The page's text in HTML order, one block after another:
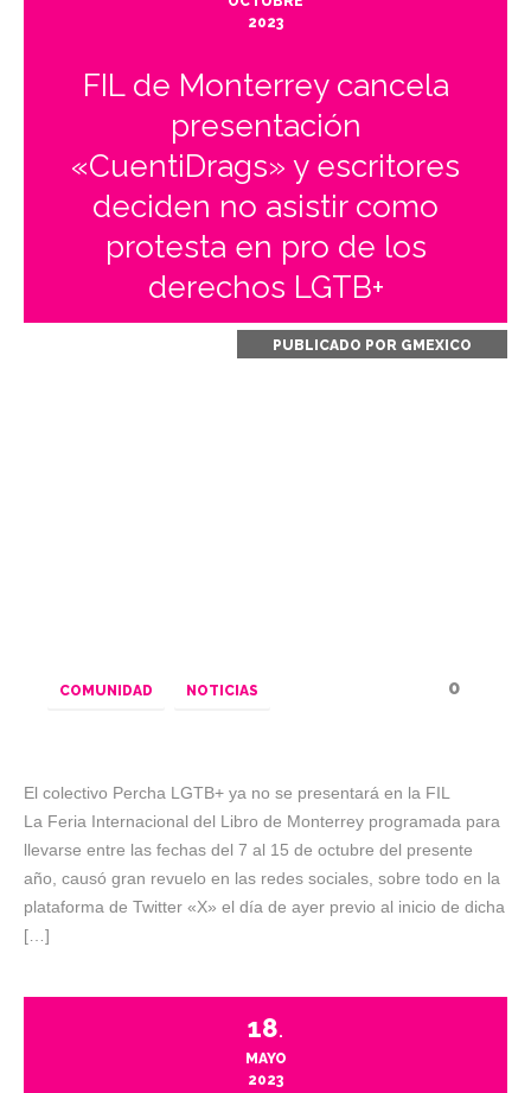
2023
FIL de Monterrey cancela
presentación
«CuentiDrags» y escritores
deciden no asistir como
protesta en pro de los
derechos LGTB+
PUBLICADO POR GMEXICO
COMUNIDAD NOTICIAS 0
El colectivo Percha LGTB+ ya no se presentará en la FIL
La Feria Internacional del Libro de Monterrey programada para
llevarse entre las fechas del 7 al 15 de octubre del presente
año, causó gran revuelo en las redes sociales, sobre todo en la
plataforma de Twitter «X» el día de ayer previo al inicio de dicha
[…]
18.
MAYO
2023